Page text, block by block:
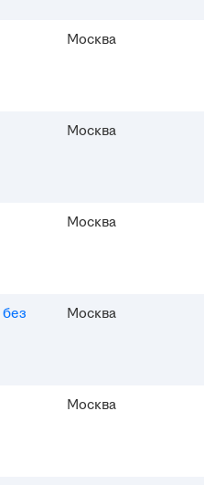
Москва
Москва
Москва
Москва
Москва